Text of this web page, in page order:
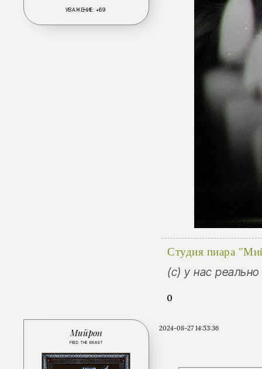
УВАЖЕНИЕ: +69
Студия пиара
(с) у нас
0
2024-08-27 14:53:36
Мийрон
FEED THE BEAST